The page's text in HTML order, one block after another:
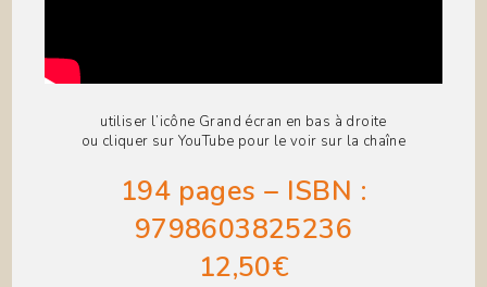
utiliser l’icône Grand écran en bas à droite
ou cliquer sur YouTube pour le voir sur la chaîne
194 pages – ISBN :
9798603825236
12,50€